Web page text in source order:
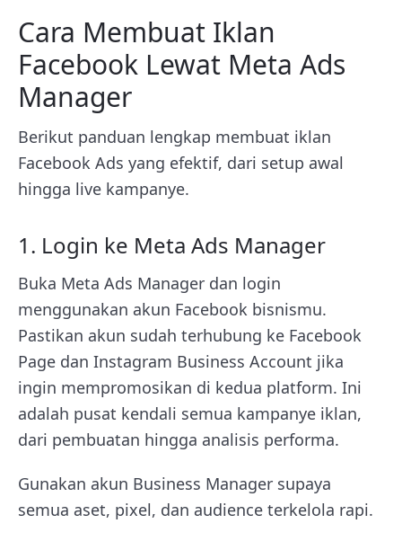
Cara Membuat Iklan
Facebook Lewat Meta Ads
Manager
Berikut panduan lengkap membuat iklan
Facebook Ads yang efektif, dari setup awal
hingga live kampanye.
1. Login ke Meta Ads Manager
Buka Meta Ads Manager dan login
menggunakan akun Facebook bisnismu.
Pastikan akun sudah terhubung ke Facebook
Page dan Instagram Business Account jika
ingin mempromosikan di kedua platform. Ini
adalah pusat kendali semua kampanye iklan,
dari pembuatan hingga analisis performa.
Gunakan akun Business Manager supaya
semua aset, pixel, dan audience terkelola rapi.